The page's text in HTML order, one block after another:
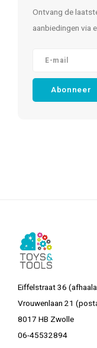
Ontvang de
aanbiedingen via
Abonneer
Eiffelstraat 36
Vrouwenlaan 21
8017 HB Zwolle
06-45532894